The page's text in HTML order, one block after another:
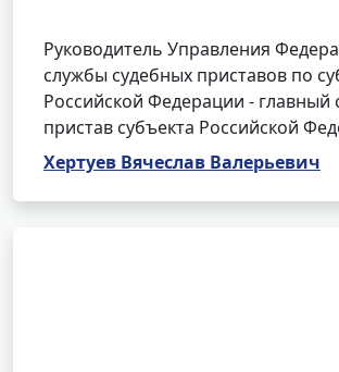
Руководитель Управления
службы судебных приставов по
Российской Федерации - главный
пристав субъекта Российской
Хертуев Вячеслав Валерьевич